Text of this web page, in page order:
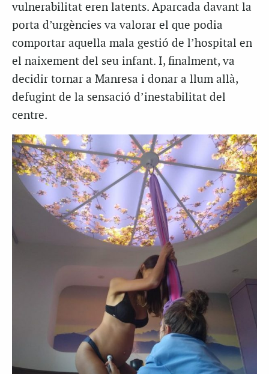
vulnerabilitat eren latents. Aparcada davant la
porta d’urgències va valorar el que podia
comportar aquella mala gestió de l’hospital en
el naixement del seu infant. I, finalment, va
decidir tornar a Manresa i donar a llum allà,
defugint de la sensació d’inestabilitat del
centre.